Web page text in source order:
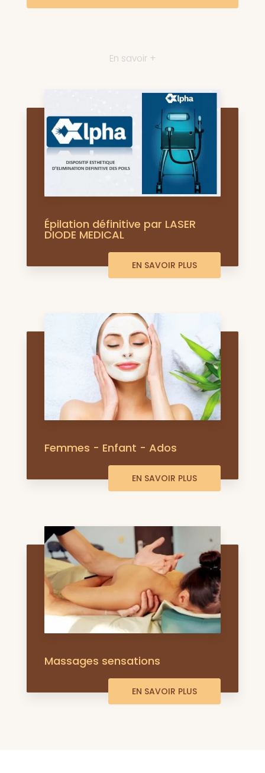
En savoir +
Épilation définitive par LASER
DIODE MEDICAL
EN SAVOIR PLUS
Femmes - Enfant - Ados
EN SAVOIR PLUS
Massages sensations
EN SAVOIR PLUS